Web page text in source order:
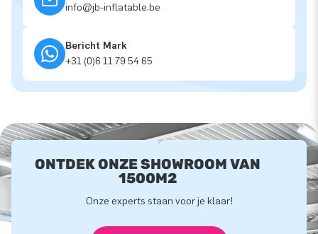
info@jb-inflatable.be
Bericht Mark
+31 (0)6 11 79 54 65
ONTDEK ONZE SHOWROOM VAN
1500M2
Onze experts staan voor je klaar!